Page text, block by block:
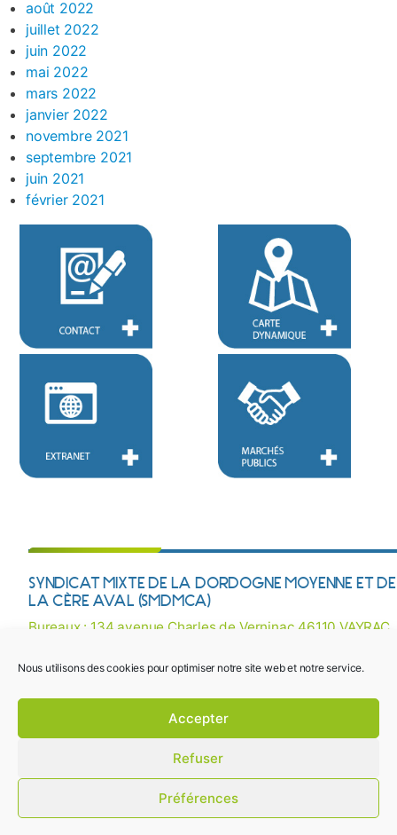
Nous utilisons des cookies pour optimiser notre site web et notre service.
Accepter
Refuser
Préférences
août 2022
juillet 2022
juin 2022
mai 2022
mars 2022
janvier 2022
novembre 2021
septembre 2021
juin 2021
février 2021
SYNDICAT MIXTE DE LA DORDOGNE MOYENNE ET DE
LA CÈRE AVAL (SMDMCA)
Bureaux : 134 avenue Charles de Verninac 46110 VAYRAC
Mentions légales
Une question ? Besoin d’une information ? Contactez-
nous !
Crédits photos
Développement Vincent Marcel